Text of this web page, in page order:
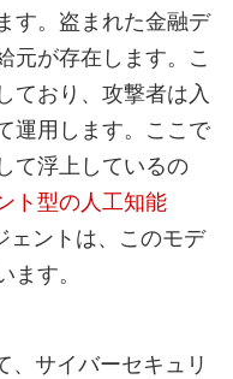
す。盗まれた金融デ
元が存在します。こ
ており、攻撃者は入
運用します。ここで
て浮上しているの
ト型の人工知能
ェントは、このモデ
す。
、サイバーセキュリ